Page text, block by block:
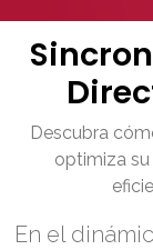
Descubra
optimiza
En el